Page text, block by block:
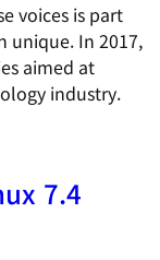
voices is part
unique. In 2017,
aimed at
industry.
7.4